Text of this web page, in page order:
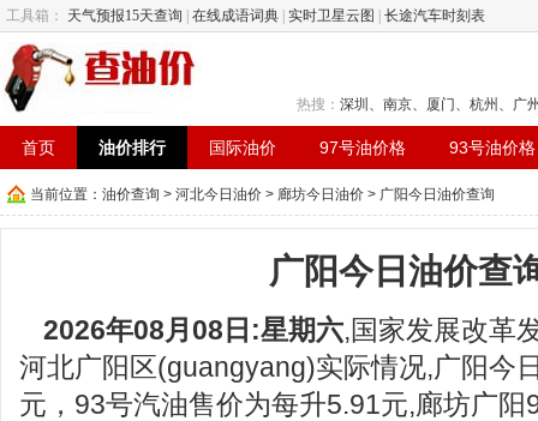
热搜： 深圳 、 南京、 厦门、 杭州 、 广
首页 油价排行 国际油价 97号油价格 93号油价格
工具箱： 天气预报15天查询 在线成语词典 实时卫星云图 长途汽车时刻表
当前位置： 油价查询 > 河北今日油价 > 廊坊今日油价 > 广阳今日油价查询
广阳今日油价查
2026年08月08日:星期六,国家发展改革
河北广阳区(guangyang)实际情况,广阳今
元，93号汽油售价为每升5.91元,廊坊广阳